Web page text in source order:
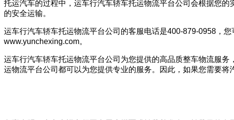
托运汽车的过程中，运车行汽车轿车托运物流平台公司会根据您
的安全运输。
运车行汽车轿车托运物流平台公司的客服电话是400-879-0958，
www.yunchexing.com。
运车行汽车轿车托运物流平台公司为您提供的高品质整车物流服
运物流平台公司都可以为您提供专业的服务。因此，如果您需要